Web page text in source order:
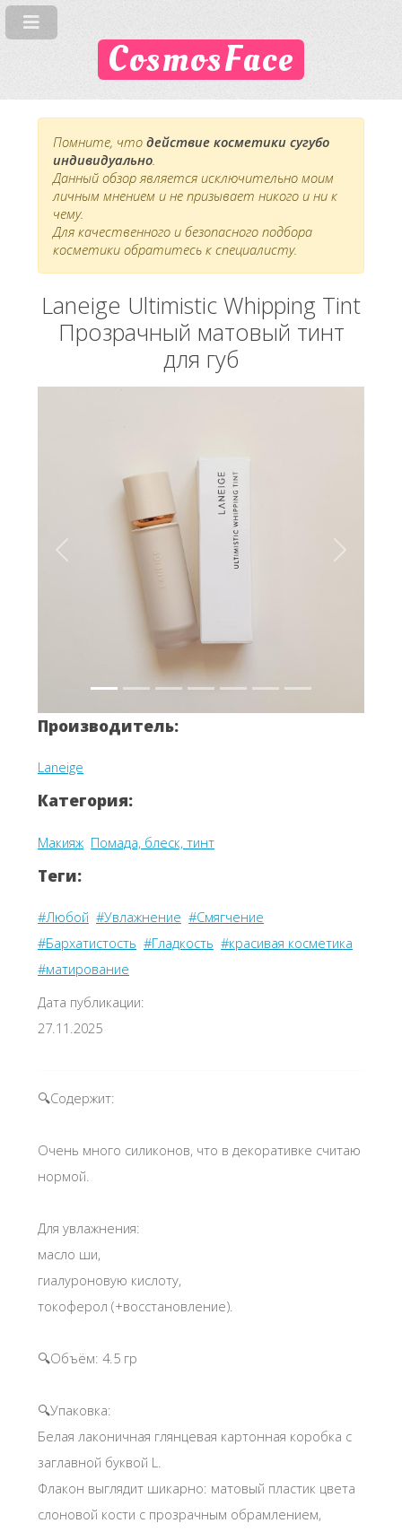
CosmosFace
Помните, что действие косметики сугубо
индивидуально.
Данный обзор является исключительно моим
личным мнением и не призывает никого и ни к
чему.
Для качественного и безопасного подбора
косметики обратитесь к специалисту.
Laneige Ultimistic Whipping Tint
Прозрачный матовый тинт
для губ
Вперёд Назад
Производитель:
Laneige
Категория:
Макияж Помада, блеск, тинт
Теги:
#Любой #Увлажнение #Смягчение
#Бархатистость #Гладкость #красивая косметика
#матирование
Дата публикации:
27.11.2025
🔍Содержит:
Очень много силиконов, что в декоративке считаю
нормой.
Для увлажнения:
масло ши,
гиалуроновую кислоту,
токоферол (+восстановление).
🔍Объём: 4.5 гр
🔍Упаковка:
Белая лаконичная глянцевая картонная коробка с
заглавной буквой L.
Флакон выглядит шикарно: матовый пластик цвета
слоновой кости с прозрачным обрамлением,